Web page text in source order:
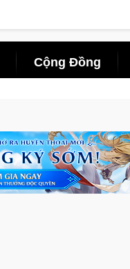
Cộng Đồng